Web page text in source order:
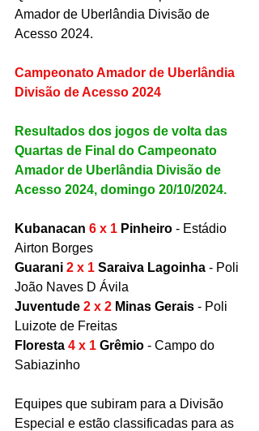
Amador de Uberlândia Divisão de
Acesso 2024.
Campeonato Amador de Uberlândia
Divisão de Acesso 2024
Resultados dos jogos de volta das
Quartas de Final do Campeonato
Amador de Uberlândia Divisão de
Acesso 2024, domingo 20/10/2024.
Kubanacan 6 x 1 Pinheiro - Estádio
Airton Borges
Guarani 2 x 1 Saraiva Lagoinha - Poli
João Naves D Ávila
Juventude 2 x 2 Minas Gerais - Poli
Luizote de Freitas
Floresta 4 x 1 Grêmio - Campo do
Sabiazinho
Equipes que subiram para a Divisão
Especial e estão classificadas para as